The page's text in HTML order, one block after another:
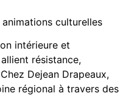
culturelles
intérieure et
résistance,
Dejean Drapeaux,
régional à travers des